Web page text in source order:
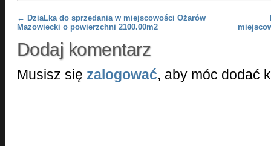
Post navigation
← DziaLka do sprzedania w miejscowości Ożarów
Mazowiecki o powierzchni 2100.00m2
Dodaj komentarz
Musisz się zalogować, aby móc dodać